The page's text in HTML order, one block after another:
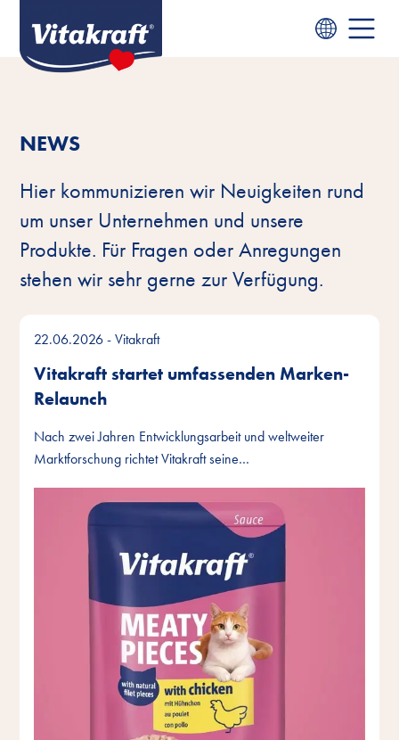
NEWS
Hier kommunizieren wir Neuigkeiten rund
um unser Unternehmen und unsere
Produkte. Für Fragen oder Anregungen
stehen wir sehr gerne zur Verfügung.
22.06.2026- Vitakraft
Vitakraft startet umfassenden Marken-
Relaunch
Nach zwei Jahren Entwicklungsarbeit und weltweiter
Marktforschung richtet Vitakraft seine…